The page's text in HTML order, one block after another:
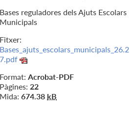
Bases reguladores dels Ajuts Escolars
Municipals
Fitxer:
Bases_ajuts_escolars_municipals_26.2
7.pdf
Format: Acrobat-PDF
Pàgines: 22
Mida: 674.38 kB